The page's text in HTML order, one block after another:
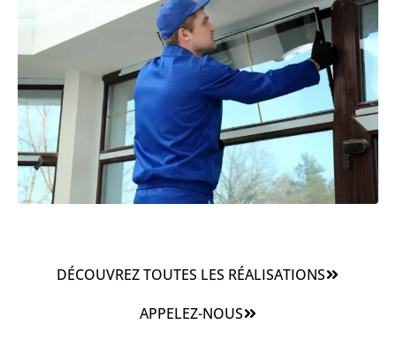
DÉCOUVREZ TOUTES LES RÉALISATIONS
APPELEZ-NOUS